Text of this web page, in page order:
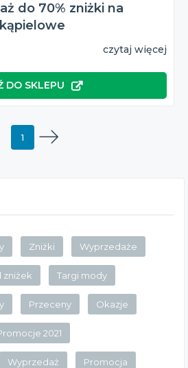
do 70% zniżki na
czytaj więcej
DO SKLEPU
1
Zniżki Wyprzedaże
zniżek Targi mody
Przeceny Okazje
2021
Wyprzedaż Promocja